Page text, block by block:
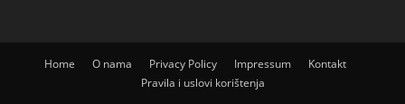
Home O nama Privacy Policy Impressum
Kontakt
Pravila i uslovi korištenja